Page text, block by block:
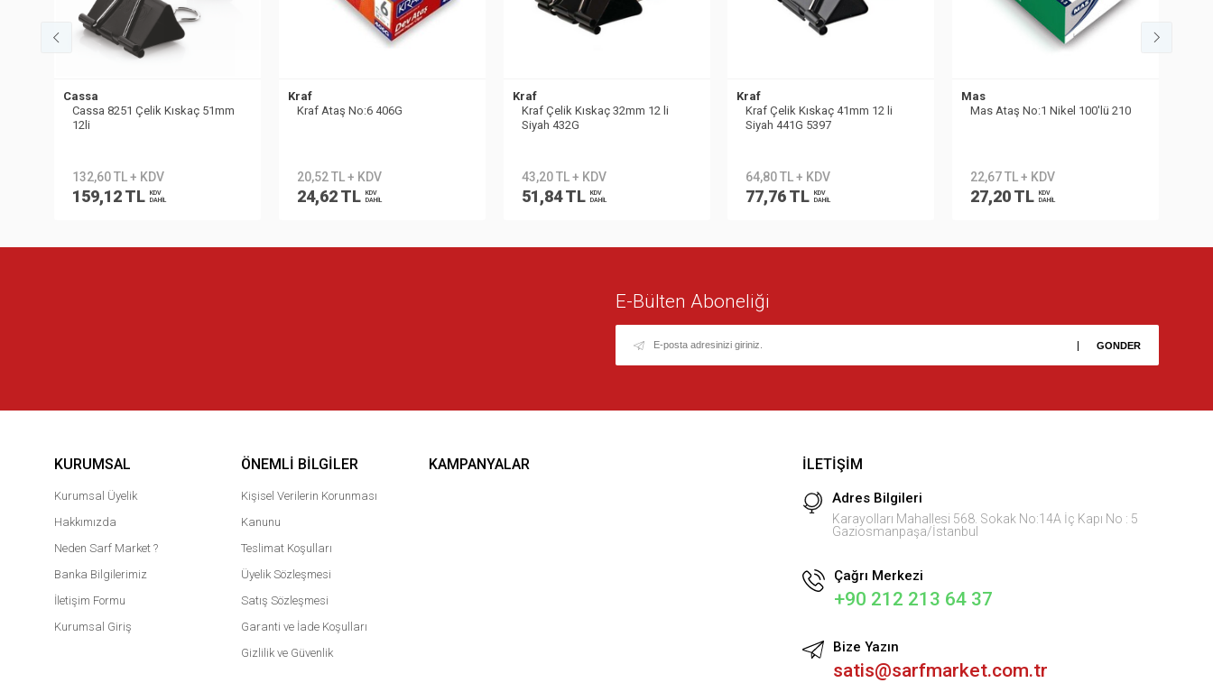
Cassa
Cassa 8251 Çelik Kıskaç 51mm
12li
132,60 TL + KDV
159,12 TL
KDV
DAHİL
Kraf
Kraf Ataş No:6 406G
20,52 TL + KDV
24,62 TL
KDV
DAHİL
Kraf
Kraf Çelik Kıskaç 32mm 12 li
Siyah 432G
43,20 TL + KDV
51,84 TL
KDV
DAHİL
Kraf
Kraf Çelik Kıskaç 41mm 12 li
Siyah 441G 5397
64,80 TL + KDV
77,76 TL
KDV
DAHİL
Mas
Mas Ataş No:1 Nikel 100'lü 210
22,67 TL + KDV
27,20 TL
KDV
DAHİL
E-Bülten Aboneliği
KURUMSAL
Kurumsal Üyelik
Hakkımızda
Neden Sarf Market ?
Banka Bilgilerimiz
İletişim Formu
Kurumsal Giriş
ÖNEMLI BILGILER
Kişisel Verilerin Korunması
Kanunu
Teslimat Koşulları
Üyelik Sözleşmesi
Satış Sözleşmesi
Garanti ve İade Koşulları
Gizlilik ve Güvenlik
KAMPANYALAR İLETIŞIM
Adres Bilgileri
Karayolları Mahallesi 568. Sokak No:14A İç Kapı No : 5
Gaziosmanpaşa/İstanbul
Çağrı Merkezi
+90 212 213 64 37
Bize Yazın
satis@sarfmarket.com.tr